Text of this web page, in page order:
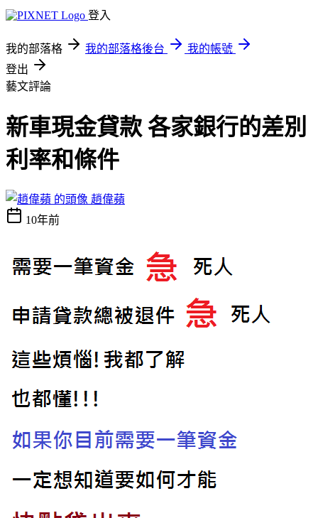
登入
我的部落格 我的部落格後台
我的帳號
登出
藝文評論
新車現金貸款 各家銀行的差別
利率和條件
趙偉蘋
10年前